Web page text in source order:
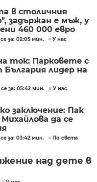
в столичния
задържан е мъж, у
460 000 евро
за: 02:05 мин. У нас
ток: Парковете с
лидер на
за: 05:42 мин. У нас
заключение: Пак
да се
за: 03:42 мин. По света
над дете в